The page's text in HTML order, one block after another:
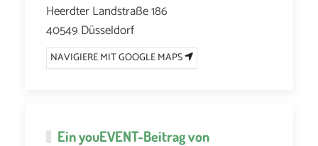
Heerdter Landstraße 186
40549 Düsseldorf
NAVIGIERE MIT GOOGLE MAPS
EinyouEVENT-Beitrag von